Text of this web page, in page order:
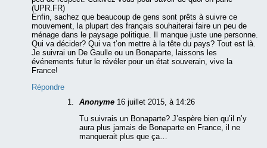
(UPR.FR)
Enfin, sachez que beaucoup de gens sont prêts à suivre ce
mouvement, la plupart des français souhaiterai faire un peu de
ménage dans le paysage politique. Il manque juste une personne.
Qui va décider? Qui va t’on mettre à la tête du pays? Tout est là.
Je suivrai un De Gaulle ou un Bonaparte, laissons les
événements futur le révéler pour un état souverain, vive la
France!
Répondre
Anonyme 16 juillet 2015, à 14:26
Tu suivrais un Bonaparte? J’espère bien qu’il n’y
aura plus jamais de Bonaparte en France, il ne
manquerait plus que ça…